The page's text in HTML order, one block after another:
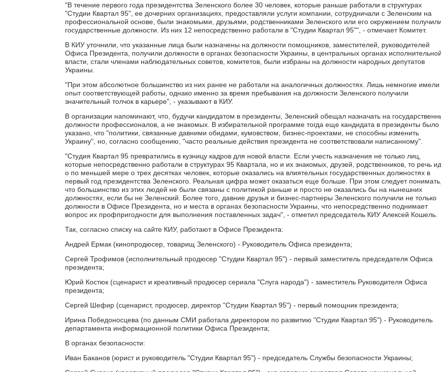
"В течение первого года президентства Зеленского более 30 человек, которые раньше работали в структурах
"Студии Квартал 95", ее дочерних организациях, предоставляли услуги компании, сотрудничали с Зеленским на
профессиональной основе, были знакомыми, друзьями, родственниками Зеленского или его окружением
государственные должности. Из них 12 непосредственно работали в "Студии Квартал 95"", - отмечает Комитет.
В КИУ уточнили, что указанные лица были назначены на должности помощников, заместителей, руководителей
Офиса Президента, получили должности в органах безопасности Украины, в центральных органах
власти, стали членами наблюдательных советов, комитетов, были избраны на должности народных депутатов
Украины.
"При этом абсолютное большинство из них ранее не работали на аналогичных должностях. Лишь немногие имели
опыт соответствующей работы, однако именно за время пребывания на должности Зеленского получили
значительный толчок в карьере", - указывают в КИУ.
В организации напоминают, что, будучи кандидатом в президенты, Зеленский обещал назначать на
должности профессионалов, а не знакомых. В избирательной программе тогда еще кандидата в президенты было
указано, что "политики, связанные давними обидами, кумовством, бизнес-проектами, не способны изменить
Украину", но, согласно сообщению, "часто реальные действия президента не соответствовали написанному".
"Студия Квартал 95 превратились в кузницу кадров для новой власти. Если учесть назначения не только лиц,
которые непосредственно работали в структурах 95 Квартала, но и их знакомых, друзей, родственников, то речь
о по меньшей мере о трех десятках человек, которые оказались на влиятельных государственных должностях в
первый год президентства Зеленского. Реальная цифра может оказаться еще больше. При этом следует
что большинство из этих людей не были связаны с политикой раньше и просто не оказались бы на нынешних
должностях, если бы не Зеленский. Более того, давние друзья и бизнес-партнеры Зеленского получили не только
должности в Офисе Президента, но и места в органах безопасности Украины, что непосредственно поднимает
вопрос их профпригодности для выполнения поставленных задач", - отметил председатель КИУ Алексей Кошель.
Так, согласно списку на сайте КИУ, работают в Офисе Президента:
Андрей Ермак (кинопродюсер, товарищ Зеленского) - Руководитель Офиса президента;
Сергей Трофимов (исполнительный продюсер "Студии Квартал 95") - первый заместитель председателя Офиса
президента;
Юрий Костюк (сценарист и креативный продюсер сериала "Слуга народа") - заместитель Руководителя Офиса
президента;
Сергей Шефир (сценарист, продюсер, директор "Студии Квартал 95") - первый помощник президента;
Ирина Победоносцева (по данным СМИ работала директором по развитию "Студии Квартал 95") - Руководитель
департамента информационной политики Офиса Президента;
В органах безопасности:
Иван Баканов (юрист и руководитель "Студии Квартал 95") - председатель Службы безопасности Украины;